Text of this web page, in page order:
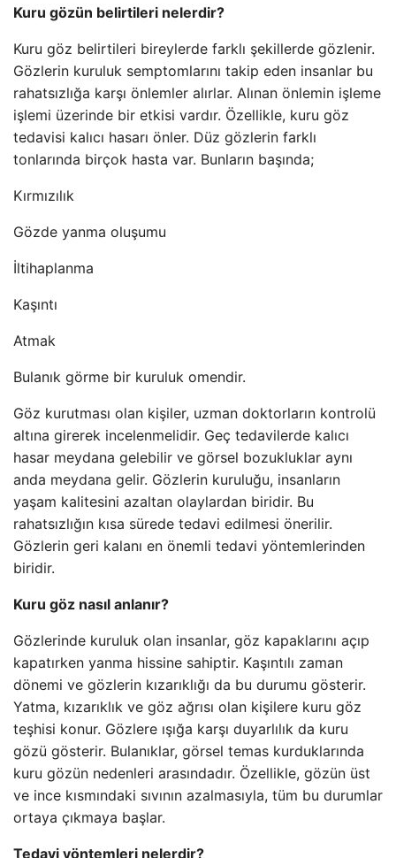
Kuru gözün belirtileri nelerdir?
Kuru göz belirtileri bireylerde farklı şekillerde gözlenir.
Gözlerin kuruluk semptomlarını takip eden insanlar bu
rahatsızlığa karşı önlemler alırlar. Alınan önlemin işleme
işlemi üzerinde bir etkisi vardır. Özellikle, kuru göz
tedavisi kalıcı hasarı önler. Düz gözlerin farklı
tonlarında birçok hasta var. Bunların başında;
Kırmızılık
Gözde yanma oluşumu
İltihaplanma
Kaşıntı
Atmak
Bulanık görme bir kuruluk omendir.
Göz kurutması olan kişiler, uzman doktorların kontrolü
altına girerek incelenmelidir. Geç tedavilerde kalıcı
hasar meydana gelebilir ve görsel bozukluklar aynı
anda meydana gelir. Gözlerin kuruluğu, insanların
yaşam kalitesini azaltan olaylardan biridir. Bu
rahatsızlığın kısa sürede tedavi edilmesi önerilir.
Gözlerin geri kalanı en önemli tedavi yöntemlerinden
biridir.
Kuru göz nasıl anlanır?
Gözlerinde kuruluk olan insanlar, göz kapaklarını açıp
kapatırken yanma hissine sahiptir. Kaşıntılı zaman
dönemi ve gözlerin kızarıklığı da bu durumu gösterir.
Yatma, kızarıklık ve göz ağrısı olan kişilere kuru göz
teşhisi konur. Gözlere ışığa karşı duyarlılık da kuru
gözü gösterir. Bulanıklar, görsel temas kurduklarında
kuru gözün nedenleri arasındadır. Özellikle, gözün üst
ve ince kısmındaki sıvının azalmasıyla, tüm bu durumlar
ortaya çıkmaya başlar.
Tedavi yöntemleri nelerdir?